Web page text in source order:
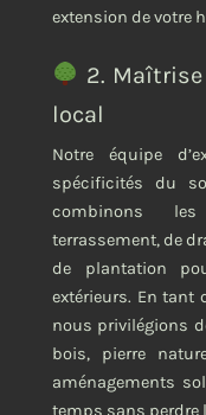
extension de votre
2.
local
Notre équipe
spécificités du
combinons
terrassement, de
de plantation
extérieurs. En tant
nous privilégions
bois, pierre
aménagements
temps sans perdre